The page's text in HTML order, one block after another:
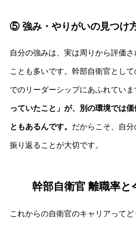
⑤ 強み・やりがいの見つけ
自分の強みは、実は周りから評価
ことも多いです。幹部自衛官とし
でのリーダーシップにあふれていま
っていたこと」が、別の環境では
ともあるんです。 だからこそ、自
振り返ることが大切です。
幹部自衛官 離職率と
これからの自衛官のキャリアって